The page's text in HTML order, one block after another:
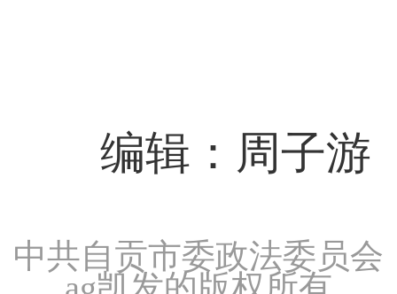
编辑：周子游
中共自贡市委政法委员会